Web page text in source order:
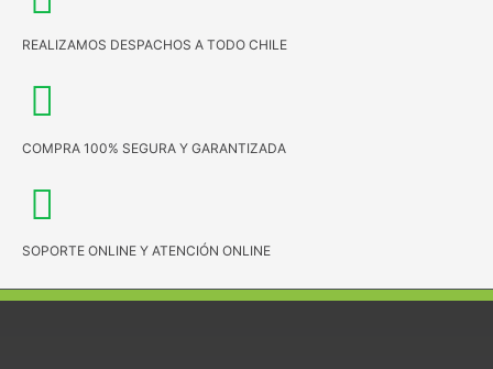
REALIZAMOS DESPACHOS A TODO CHILE
COMPRA 100% SEGURA Y GARANTIZADA
SOPORTE ONLINE Y ATENCIÓN ONLINE